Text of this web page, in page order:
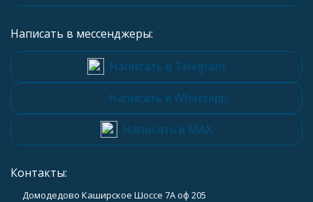
Написать в мессенджеры:
Написать в Telegram
Написать в Whatsapp
Написать в MAX
Контакты:
Домодедово Каширское Шоссе 7А оф 205